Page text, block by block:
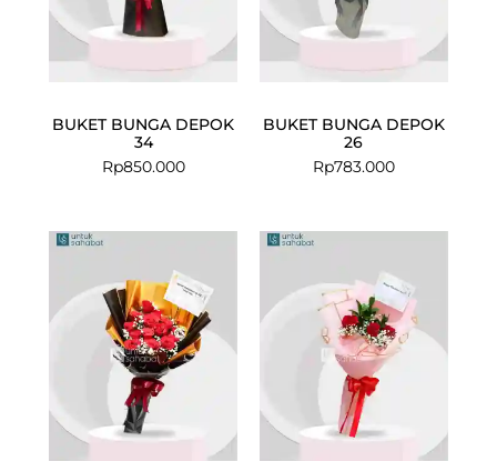
BUKET BUNGA DEPOK
34
Rp850.000
BUKET BUNGA DEPOK
26
Rp783.000